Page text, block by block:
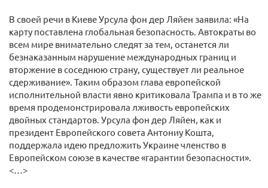
В своей речи в Киеве Урсула фон дер Ляйен заявила: «На
карту поставлена глобальная безопасность. Автократы во
всем мире внимательно следят за тем, останется ли
безнаказанным нарушение международных границ и
вторжение в соседнюю страну, существует ли реальное
сдерживание». Таким образом глава европейской
исполнительной власти явно критиковала Трампа и в то же
время продемонстрировала лживость европейских
двойных стандартов. Урсула фон дер Ляйен, как и
президент Европейского совета Антониу Кошта,
поддержала идею предложить Украине членство в
Европейском союзе в качестве «гарантии безопасности».
<…>